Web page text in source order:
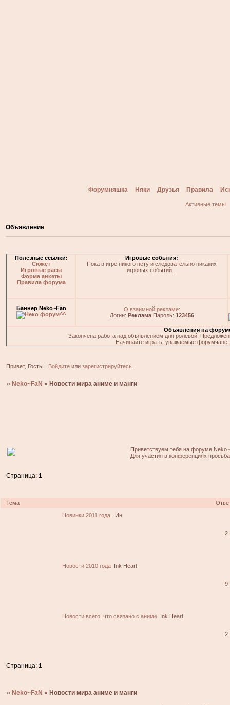
Форумняшка Няки Друзья Правила
Активные темы
Объявление
Полезные ссылки:
Сюжет
Игровые расы
Форма анкеты
Правила форума
Игровые события:
Пока в игре никого нету и следовательно никаких
игровых событий...
Баннер Neko~Fan
О взаимной рекламе:
Логин: РекламаПароль: 123456
Объявления на
Закончена работа над объявлением для ролевой.
Начинайте играть, уважаемые
Привет, Гость! Войдитеили зарегистрируйтесь.
» Neko~FaN » Новости мира аниме и манги
Приветствуем тебя на форуме
Для участия в конференциях
Страница:1
Тема
Новинки 2011 года.
Ин
2
Новости 2010 года Ink Heart
9
Новости всего, что связано с аниме Ink Heart
2
Страница:1
» Neko~FaN » Новости мира аниме и манги